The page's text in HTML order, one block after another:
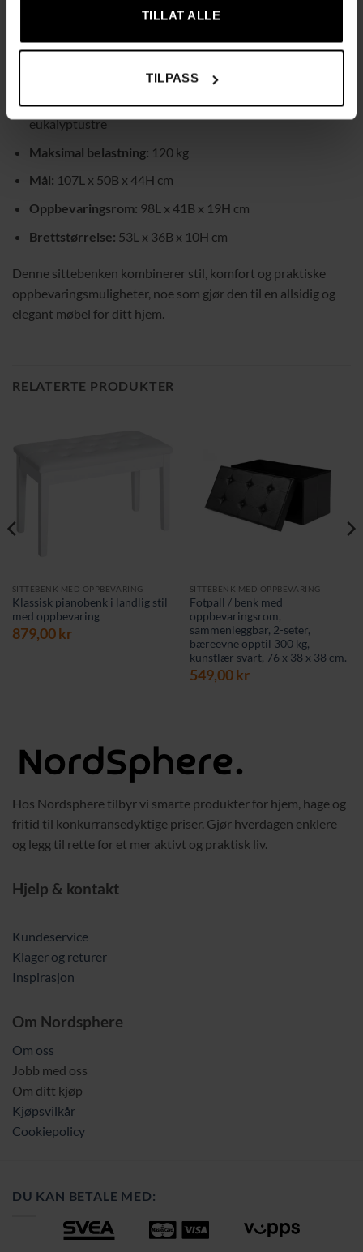
TILLAT ALLE
TILPASS
Spesifikasjoner:
Mørk grå + svart
Materiale:Polyester med lin-look, skum, MDF,
eukalyptustre
Maksimal belastning: 120 kg
Mål: 107L x 50B x 44H cm
Oppbevaringsrom: 98L x 41B x 19H cm
Brettstørrelse: 53L x 36B x 10H cm
Denne sittebenken kombinerer stil, komfort og praktiske
oppbevaringsmuligheter, noe som gjør den til en allsidig og
elegant møbel for ditt hjem.
RELATERTE PRODUKTER
SITTEBENK MED OPPBEVARING
Klassisk pianobenk i landlig stil
med oppbevaring
879,00kr
SITTEBENK MED OPPBEVARING
Fotpall / benk med
oppbevaringsrom,
sammenleggbar, 2-seter,
bæreevne opptil 300 kg,
kunstlær svart, 76 x 38 x 38 cm.
549,00kr
Hos Nordsphere tilbyr vi smarte produkter for hjem, hage og
fritid til konkurransedyktige priser. Gjør hverdagen enklere
og legg til rette for et mer aktivt og praktisk liv.
Hjelp & kontakt
Kundeservice
Klager og returer
Inspirasjon
Om Nordsphere
Om oss
Jobb med oss
Om ditt kjøp
Kjøpsvilkår
Cookiepolicy
DU KAN BETALE MED: